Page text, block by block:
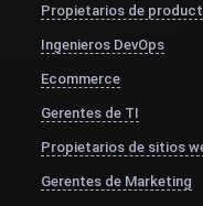
Propietarios de
Ingenieros DevOps
Ecommerce
Gerentes de TI
Propietarios de sitios
Gerentes de Marketing